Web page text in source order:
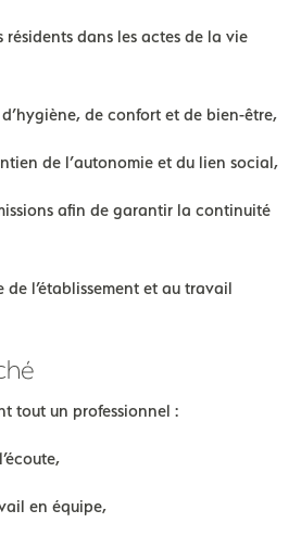
dans les actes de la vie
d’hygiène, de confort et de bien-être,
de l’autonomie et du lien social,
afin de garantir la continuité
l’établissement et au travail
tout un professionnel :
en équipe,